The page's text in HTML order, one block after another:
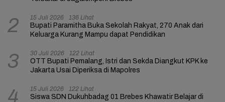
2 15 Juli 2026 136 Lihat
Bupati Paramitha Buka Sekolah Rakyat, 270 Anak dari
Keluarga Kurang Mampu dapat Pendidikan
3 30 Juli 2026 122 Lihat
OTT Bupati Pemalang, Istri dan Sekda Diangkut KPK ke
Jakarta Usai Diperiksa di Mapolres
4 15 Juli 2026 122 Lihat
Siswa SDN Dukuhbadag 01 Brebes Khawatir Belajar di